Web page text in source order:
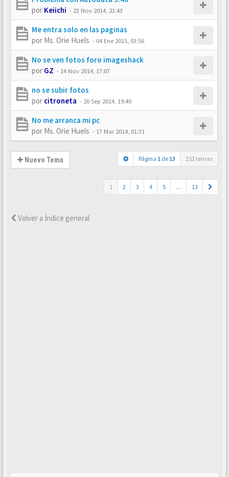
por Keiichi - 23 Nov 2014, 21:43
Me entra solo en las paginas
por Ms. Orie Huels - 04 Ene 2015, 03:56
No se ven fotos foro imageshack
por GZ - 14 Nov 2014, 17:07
no se subir fotos
por citroneta - 20 Sep 2014, 19:40
No me arranca mi pc
por Ms. Orie Huels - 17 Mar 2014, 01:31
Nuevo Tema Página 1 de 13 252 temas
1 2 3 4 5 … 13
Volver a Índice general